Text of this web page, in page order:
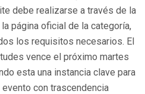
debe realizarse a través de la
página oficial de la categoría,
los requisitos necesarios. El
vence el próximo martes
esta una instancia clave para
con trascendencia